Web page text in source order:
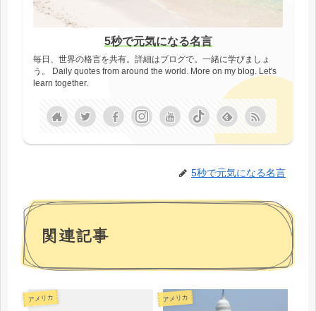
5秒で元気になる名言
毎日、世界の格言を共有。詳細はブログで。一緒に学びましょ
う。 Daily quotes from around the world. More on my blog. Let's
learn together.
5秒で元気になる名言
関連記事
アメリカ アメリカ